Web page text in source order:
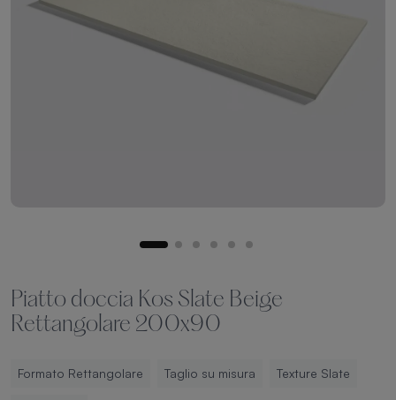
Piatto doccia Kos Slate Beige
Rettangolare 200x90
Formato Rettangolare Taglio su misura Texture Slate